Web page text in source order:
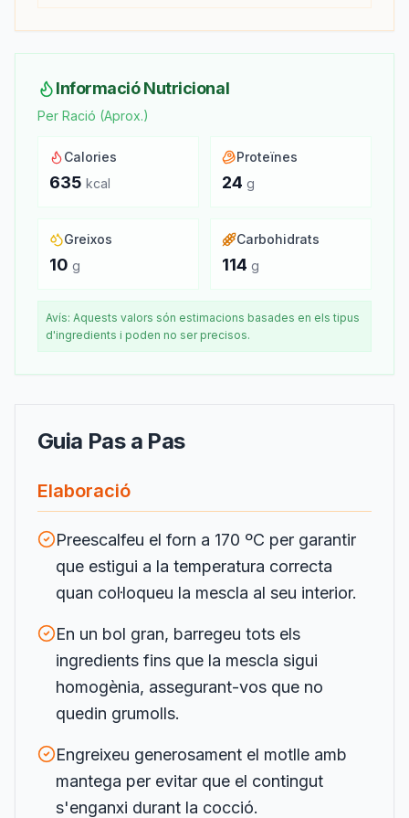
Informació Nutricional
Per Ració (Aprox.)
Calories
635 kcal
Proteïnes
24 g
Greixos
10 g
Carbohidrats
114 g
Avís: Aquests valors són estimacions basades en els tipus
d'ingredients i poden no ser precisos.
Guia Pas a Pas
Elaboració
Preescalfeu el forn a 170 ºC per garantir
que estigui a la temperatura correcta
quan col·loqueu la mescla al seu interior.
En un bol gran, barregeu tots els
ingredients fins que la mescla sigui
homogènia, assegurant-vos que no
quedin grumolls.
Engreixeu generosament el motlle amb
mantega per evitar que el contingut
s'enganxi durant la cocció.